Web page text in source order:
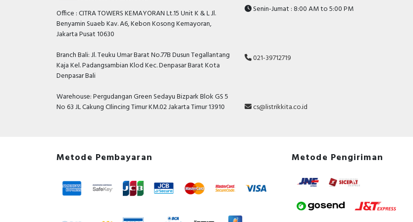
Office : CITRA TOWERS KEMAYORAN Lt.15 Unit K & L Jl.
Benyamin Suaeb Kav. A6, Kebon Kosong Kemayoran,
Jakarta Pusat 10630
Branch Bali: Jl. Teuku Umar Barat No.77B Dusun Tegallantang
Kaja Kel. Padangsambian Klod Kec. Denpasar Barat Kota
Denpasar Bali
Warehouse: Pergudangan Green Sedayu Bizpark Blok GS 5
No 63 JL Cakung CIlincing Timur KM.02 Jakarta Timur 13910
Senin-Jumat : 8:00 AM to 5:00 PM
021-39712719
cs@listrikkita.co.id
Metode Pembayaran Metode Pengiriman